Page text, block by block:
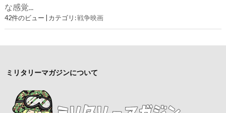
な感覚...
42件のビュー カテゴリ:戦争映画
ミリタリーマガジンについて